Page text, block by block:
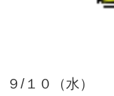
９/１０（水）